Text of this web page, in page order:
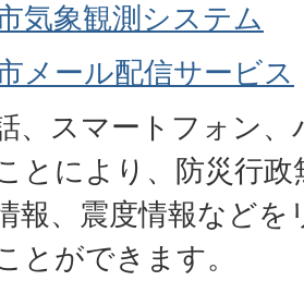
気象観測システム
メール配信サービス
、スマートフォン
とにより、防災行政
報、震度情報など
とができます。